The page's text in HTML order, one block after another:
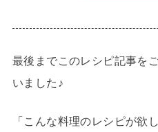
最後までこのレシピ記事を
いました♪
「こんな料理のレシピが欲